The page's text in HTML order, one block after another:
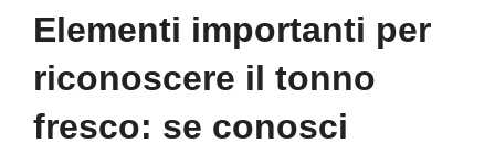
Elementi importanti per
riconoscere il tonno
fresco: se conosci